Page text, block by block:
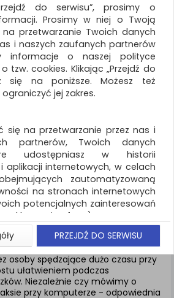
Więcej
maszyny biurowe Lampki
7
bardzo często
osoby spędzające dużo czasu przy
ułatwieniem podczas
Niezależnie czy mówimy o
przy komputerze - odpowiednia
do serwisu”, prosimy o
Prosimy w niej o Twoją
przetwarzanie Twoich danych
i naszych zaufanych partnerów
informacje o naszej polityce
tzw. cookies. Klikając „Przejdź do
się na poniższe. Możesz też
jej zakres.
się na przetwarzanie przez nas i
partnerów, Twoich danych
udostępniasz w historii
aplikacji internetowych, w celach
zautomatyzowaną
na stronach internetowych
potencjalnych zainteresowań
reklamy i oferty), w tym na
na Twoich urządzeniach i
przycisk „Przejdź do serwisu”.
zgody lub ograniczyć jej
gdzie znajdziesz wszelkie
to zrobić . Te same informacje
podstronie z naszą polityką
PRZEJDŹ DO SERWISU